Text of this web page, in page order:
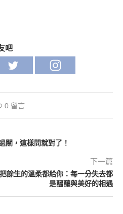
吧
0 留言
關，這樣問就對了！
下一篇
餘生的溫柔都給你：每一分失去都
是醞釀與美好的相遇